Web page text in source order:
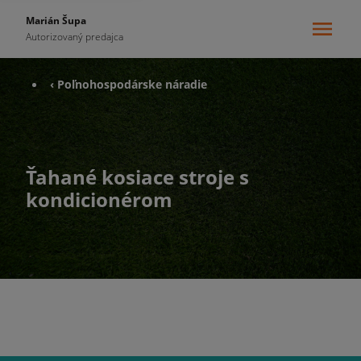
Marián Šupa
Autorizovaný predajca
‹ Poľnohospodárske náradie
Ťahané kosiace stroje s
kondicionérom